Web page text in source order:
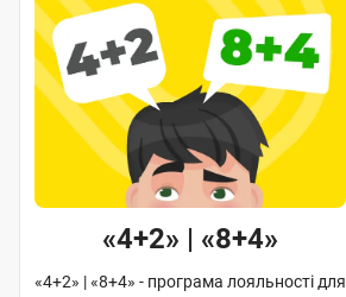
«4+2» | «8+4»
«4+2» | «8+4» - програма лояльності для